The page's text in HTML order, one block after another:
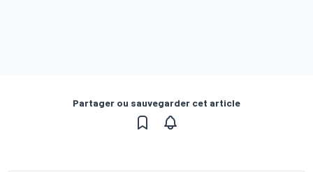
Partager ou sauvegarder cet article